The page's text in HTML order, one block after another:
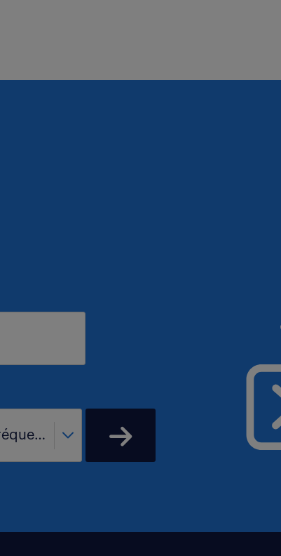
- sélectionner une fréquence -